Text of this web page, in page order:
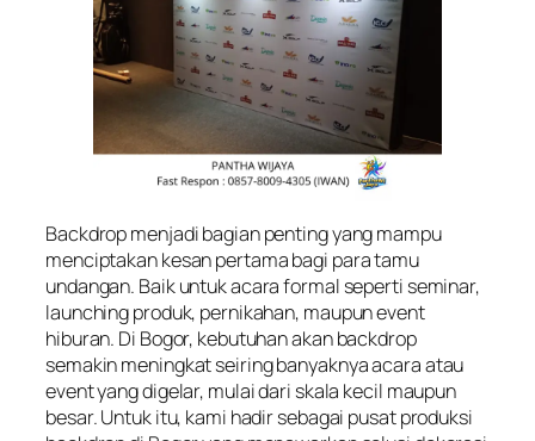
Backdrop menjadi bagian penting yang mampu
menciptakan kesan pertama bagi para tamu
undangan. Baik untuk acara formal seperti seminar,
launching produk, pernikahan, maupun event
hiburan. Di Bogor, kebutuhan akan backdrop
semakin meningkat seiring banyaknya acara atau
event yang digelar, mulai dari skala kecil maupun
besar. Untuk itu, kami hadir sebagai pusat produksi